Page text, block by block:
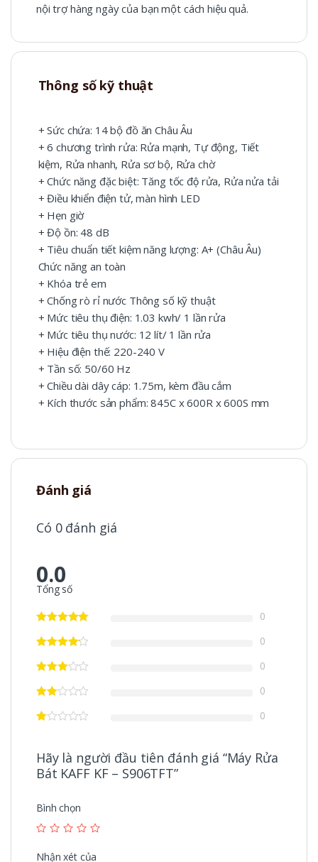
nội trợ hàng ngày của bạn một cách hiệu quả.
Thông số kỹ thuật
+ Sức chứa: 14 bộ đồ ăn Châu Âu
+ 6 chương trình rửa: Rửa mạnh, Tự động, Tiết
kiệm, Rửa nhanh, Rửa sơ bộ, Rửa chờ
+ Chức năng đặc biệt: Tăng tốc độ rửa, Rửa nửa tải
+ Điều khiển điện tử, màn hình LED
+ Hẹn giờ
+ Độ ồn: 48 dB
+ Tiêu chuẩn tiết kiệm năng lượng: A+ (Châu Âu)
Chức năng an toàn
+ Khóa trẻ em
+ Chống rò rỉ nước Thông số kỹ thuật
+ Mức tiêu thụ điện: 1.03 kwh/ 1 lần rửa
+ Mức tiêu thụ nước: 12 lít/ 1 lần rửa
+ Hiệu điện thế: 220-240 V
+ Tần số: 50/60 Hz
+ Chiều dài dây cáp: 1.75m, kèm đầu cắm
+ Kích thước sản phẩm: 845C x 600R x 600S mm
Đánh giá
Có 0 đánh giá
0.0
Tổng số
0
0
0
0
0
Hãy là người đầu tiên đánh giá “Máy Rửa
Bát KAFF KF – S906TFT”
Bình chọn
Nhận xét của